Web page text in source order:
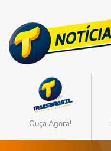
Ouça Agora!